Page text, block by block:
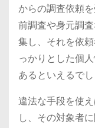
からの調査依頼
前調査や身元調
集し、それを依
っかりとした個
あるといえるでし
違法な手段を使
し、その対象者